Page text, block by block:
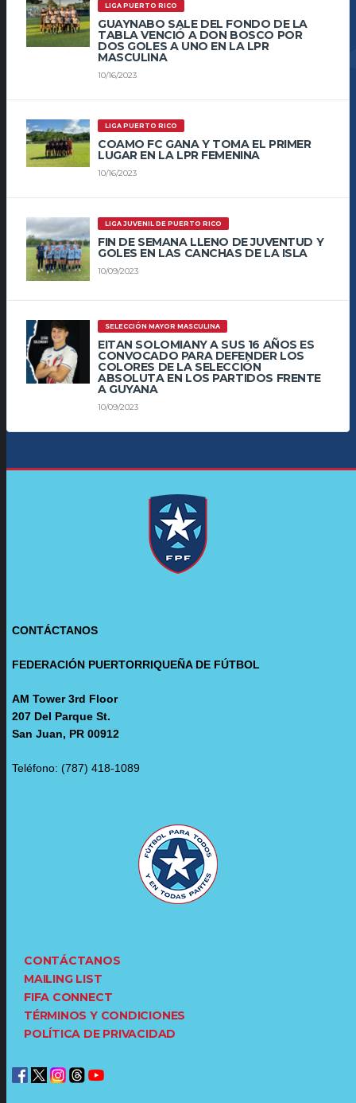
LIGA PUERTO RICO
GUAYNABO SALE DEL FONDO DE LA
TABLA VENCIÓ A DON BOSCO POR
DOS GOLES A UNO EN LA LPR
MASCULINA
10/16/2023
LIGA PUERTO RICO
COAMO FC GANA Y TOMA EL PRIMER
LUGAR EN LA LPR FEMENINA
10/16/2023
LIGA JUVENIL DE PUERTO RICO
FIN DE SEMANA LLENO DE JUVENTUD Y
GOLES EN LAS CANCHAS DE LA ISLA
10/09/2023
SELECCIÓN MAYOR MASCULINA
EITAN SOLOMIANY A SUS 16 AÑOS ES
CONVOCADO PARA DEFENDER LOS
COLORES DE LA SELECCIÓN
ABSOLUTA EN LOS PARTIDOS FRENTE
A GUYANA
10/09/2023
CONTÁCTANOS
FEDERACIÓN PUERTORRIQUEÑA DE FÚTBOL
AM Tower 3rd Floor
207 Del Parque St.
San Juan, PR 00912
Teléfono: (787) 418-1089
CONTÁCTANOS
MAILING LIST
FIFA CONNECT
TÉRMINOS Y CONDICIONES
POLÍTICA DE PRIVACIDAD